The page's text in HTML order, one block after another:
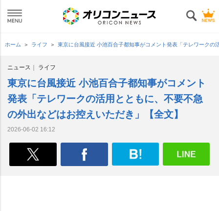
ホーム ライフ 東京に台風接近 小池百合子都知事がコメント発表「テレワーク
ニュース ライフ
東京に台風接近 小池百合子都知事がコメント
発表「テレワークの活用とともに、不要不急
の外出などはお控えいただき」【全文】
2026-06-02 16:12